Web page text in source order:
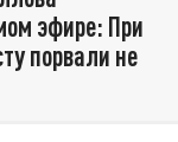
эфире: При
порвали не